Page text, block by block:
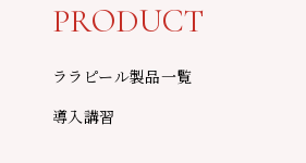
PRODUCT
ララピール製品一覧
導入講習